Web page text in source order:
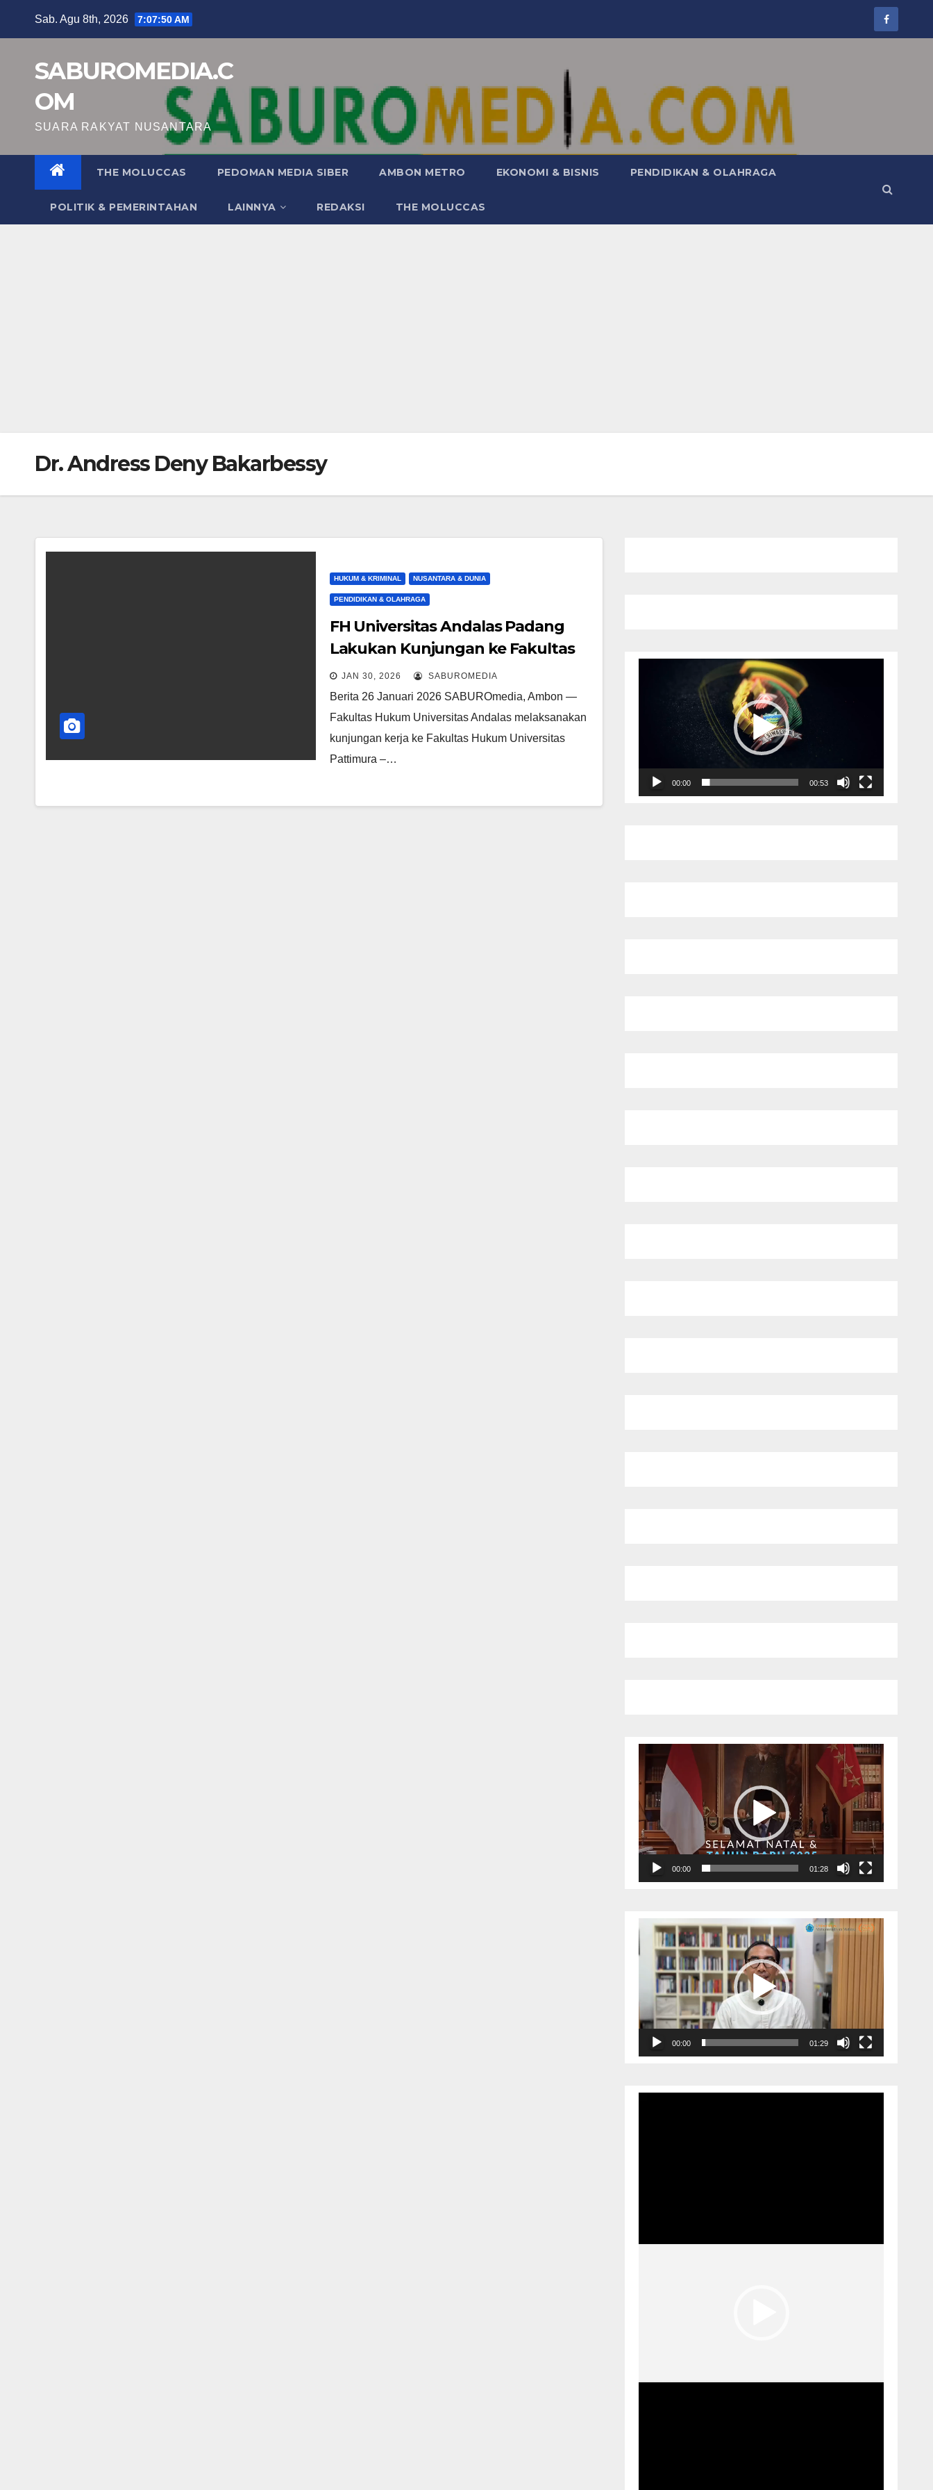
Sab. Agu 8th, 2026 7:07:51 AM
SABUROMEDIA.C
OM
SUARA RAKYAT NUSANTARA
THE MOLUCCAS PEDOMAN MEDIA SIBER AMBON METRO EKONOMI & BISNIS PENDIDIKAN & OLAHRAGA
POLITIK & PEMERINTAHAN LAINNYA REDAKSI THE MOLUCCAS
Dr. Andress Deny Bakarbessy
HUKUM & KRIMINAL NUSANTARA & DUNIA
PENDIDIKAN & OLAHRAGA
FH Universitas Andalas Padang
Lakukan Kunjungan ke Fakultas
Hukum Unpatti
JAN 30, 2026 SABUROMEDIA
Berita 26 Januari 2026 SABUROmedia, Ambon —
Fakultas Hukum Universitas Andalas melaksanakan
kunjungan kerja ke Fakultas Hukum Universitas
Pattimura –…
00:00 00:53
Pemutar
Video
00:00 01:28
Pemutar
Video
00:00 01:29